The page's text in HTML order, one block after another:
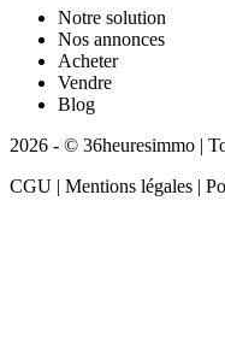
Notre solution
Nos annonces
Acheter
Vendre
Blog
2026 - © 36heuresimmo |
CGU | Mentions légales |